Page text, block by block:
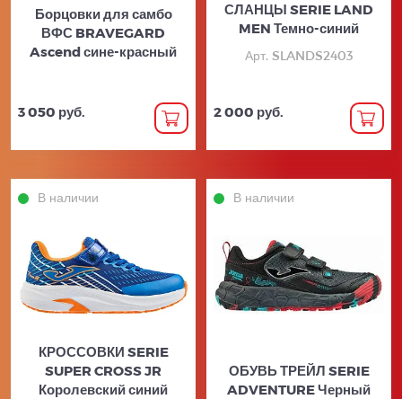
Борцовки для самбо
ВФС BRAVEGARD
Ascend сине-красный
3 050 руб.
СЛАНЦЫ SERIE LAND
MEN Темно-синий
Арт. SLANDS2403
2 000 руб.
В наличии
КРОССОВКИ SERIE
SUPER CROSS JR
Королевский синий
В наличии
ОБУВЬ ТРЕЙЛ SERIE
ADVENTURE Черный